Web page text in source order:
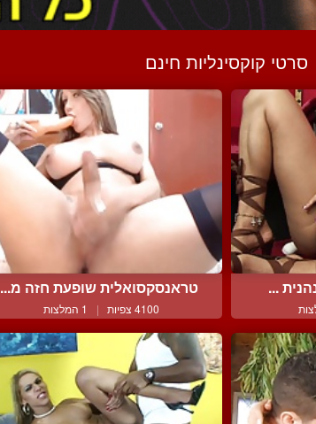
סרטי קוקסינליות חינם
... טראנסקסואלית שופעת חזה מ...
4100 צפיות | 1 המלצות